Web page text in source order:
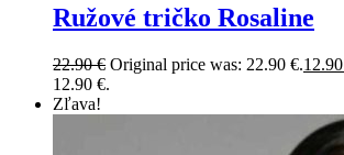
Ružové tričko Rosaline
22.90€ Original price was: 22.90 €.12.90
12.90 €.
Zľava!